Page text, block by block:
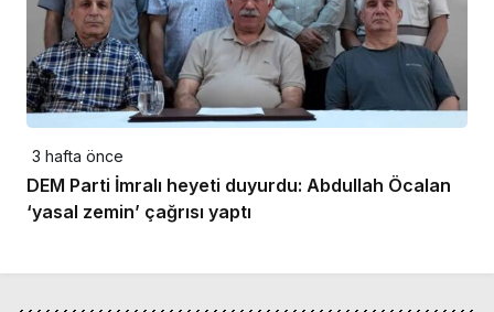
3 hafta önce
DEM Parti İmralı heyeti duyurdu: Abdullah Öcalan
‘yasal zemin’ çağrısı yaptı